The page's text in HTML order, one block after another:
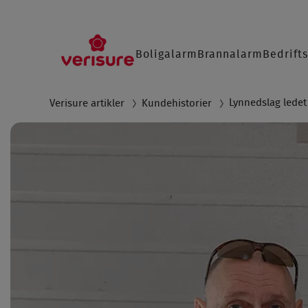
Main
Boligalarm Brannalarm
Breadcrumb
Verisure artikler Kundehistorier Lynnedslag